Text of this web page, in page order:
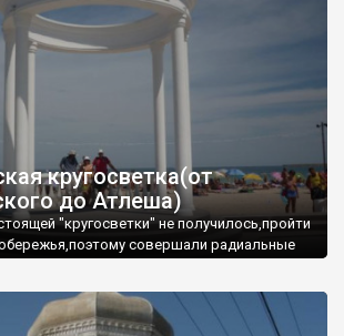
кругосветка(от
до Атлеша)
"кругосветки" не получилось,пройти
совершали радиальные